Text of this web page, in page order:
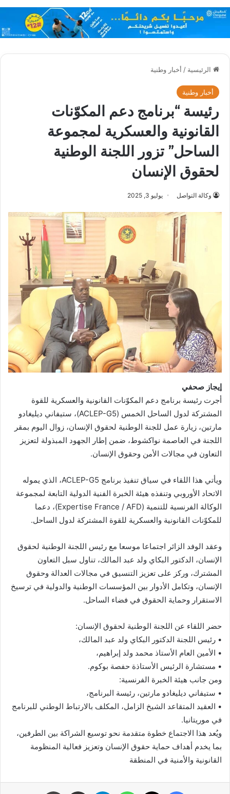
الرئيسية / أخبار وطنية
أخبار وطنية
رئيسة “برنامج دعم المكوّنات
القانونية والعسكرية لمجموعة
الساحل” تزور اللجنة الوطنية
لحقوق الإنسان
وكالة التواصل يوليو 3, 2025
إيجاز صحفي
أجرت رئيسة برنامج دعم المكوّنات القانونية والعسكرية للقوة
المشتركة لدول الساحل الخمس (ACLEP-G5)، ستيفاني ديليغادو
مارتين، زيارة عمل للجنة الوطنية لحقوق الإنسان، زوال اليوم بمقر
اللجنة في العاصمة نواكشوط، ضمن إطار الجهود المبذولة لتعزيز
التعاون في مجالات الأمن وحقوق الإنسان.
ويأتي هذا اللقاء في سياق تنفيذ برنامج ACLEP-G5، الذي يموله
الاتحاد الأوروبي وتنفذه هيئة الخبرة الفنية الدولية التابعة لمجموعة
الوكالة الفرنسية للتنمية (Expertise France / AFD)، دعما
للمكوّنات القانونية والعسكرية للقوة المشتركة لدول الساحل.
وعقد الوفد الزائر اجتماعا موسعا مع رئيس اللجنة الوطنية لحقوق
الإنسان، الدكتور البكاي ولد عبد المالك، تناول سبل التعاون
المشترك، وركز على تعزيز التنسيق في مجالات العدالة وحقوق
الإنسان، وتكامل الأدوار بين المؤسسات الوطنية والدولية في ترسيخ
الاستقرار وحماية الحقوق في فضاء الساحل.
حضر اللقاء عن اللجنة الوطنية لحقوق الإنسان:
• رئيس اللجنة الدكتور البكاي ولد عبد المالك،
• الأمين العام الأستاذ محمد ولد إبراهيم،
• مستشارة الرئيس الأستاذة حفصة بوكوم.
ومن جانب هيئة الخبرة الفرنسية:
• ستيفاني ديليغادو مارتين، رئيسة البرنامج،
• العقيد المتقاعد الشيخ الزامل، المكلف بالارتباط الوطني للبرنامج
في موريتانيا.
ويُعد هذا الاجتماع خطوة متقدمة نحو توسيع الشراكة بين الطرفين،
بما يخدم أهداف حماية حقوق الإنسان وتعزيز فعالية المنظومة
القانونية والأمنية في المنطقة
فيسبوك واتساب تيلقرام مشاركة عبر البريد